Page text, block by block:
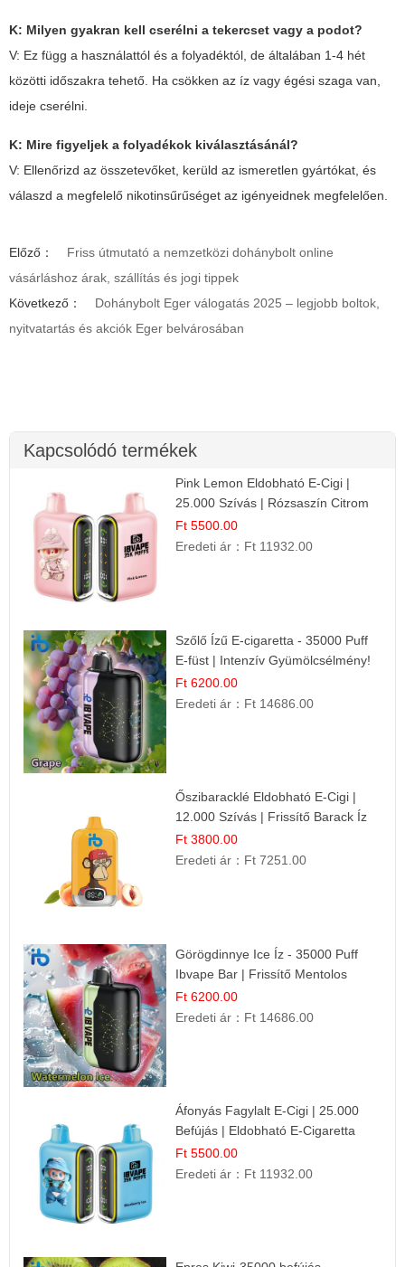
K: Milyen gyakran kell cserélni a tekercset vagy a podot?
V: Ez függ a használattól és a folyadéktól, de általában 1-4 hét
közötti időszakra tehető. Ha csökken az íz vagy égési szaga van,
ideje cserélni.
K: Mire figyeljek a folyadékok kiválasztásánál?
V: Ellenőrizd az összetevőket, kerüld az ismeretlen gyártókat, és
válaszd a megfelelő nikotinsűrűséget az igényeidnek megfelelően.
Előző：
Friss útmutató a nemzetközi dohánybolt online
vásárláshoz árak, szállítás és jogi tippek
Következő：
Dohánybolt Eger válogatás 2025 – legjobb boltok,
nyitvatartás és akciók Eger belvárosában
Kapcsolódó termékek
Pink Lemon Eldobható E-Cigi |
25.000 Szívás | Rózsaszín Citrom
Íz
Ft 5500.00
Eredeti ár： Ft 11932.00
Szőlő Ízű E-cigaretta - 35000 Puff
E-füst | Intenzív Gyümölcsélmény!
Ft 6200.00
Eredeti ár： Ft 14686.00
Őszibaracklé Eldobható E-Cigi |
12.000 Szívás | Frissítő Barack Íz
Ft 3800.00
Eredeti ár： Ft 7251.00
Görögdinnye Ice Íz - 35000 Puff
Ibvape Bar | Frissítő Mentolos
Élmény!
Ft 6200.00
Eredeti ár： Ft 14686.00
Áfonyás Fagylalt E-Cigi | 25.000
Befújás | Eldobható E-Cigaretta
Ft 5500.00
Eredeti ár： Ft 11932.00